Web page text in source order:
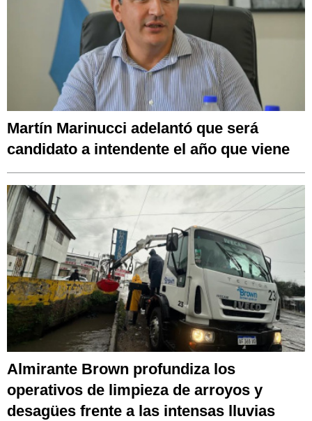
Martín Marinucci adelantó que será
candidato a intendente el año que viene
Almirante Brown profundiza los
operativos de limpieza de arroyos y
desagües frente a las intensas lluvias